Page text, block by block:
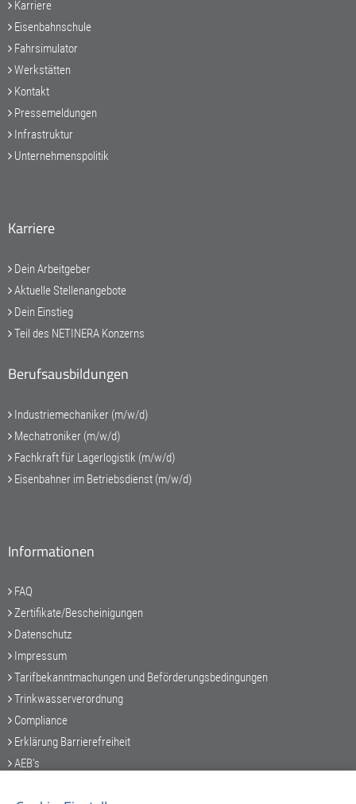
Karriere
Eisenbahnschule
Fahrsimulator
Werkstätten
Kontakt
Pressemeldungen
Infrastruktur
Unternehmenspolitik
Karriere
Dein Arbeitgeber
Aktuelle Stellenangebote
Dein Einstieg
Teil des NETINERA Konzerns
Berufsausbildungen
Industriemechaniker (m/w/d)
Mechatroniker (m/w/d)
Fachkraft für Lagerlogistik (m/w/d)
Eisenbahner im Betriebsdienst (m/w/d)
Informationen
FAQ
Zertifikate/Bescheinigungen
Datenschutz
Impressum
Tarifbekanntmachungen und Beförderungsbedingungen
Trinkwasserverordnung
Compliance
Erklärung Barrierefreiheit
AEB's